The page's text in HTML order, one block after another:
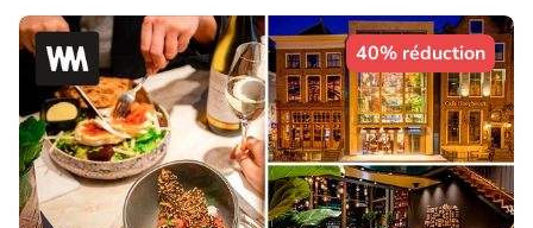
40% réduction